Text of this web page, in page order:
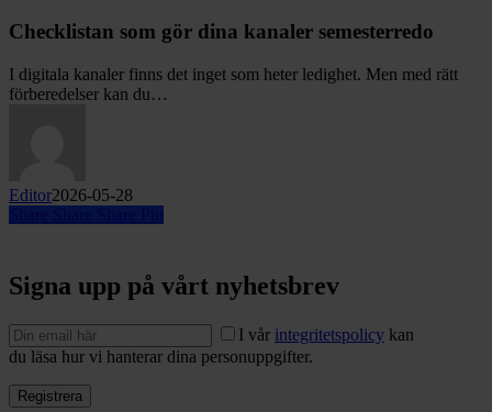
gör
kanaler
semesterredo
Checklistan som gör dina kanaler semesterredo
I digitala kanaler finns det inget som heter ledighet. Men med rätt
förberedelser kan du…
Editor2026-05-28
Signa upp på vårt nyhetsbrev
I vår integritetspolicy kan
du läsa hur vi hanterar dina personuppgifter.